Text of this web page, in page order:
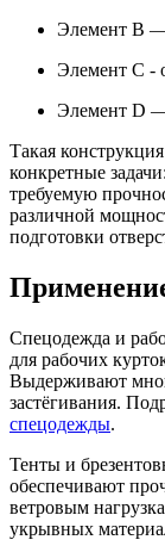
Элемент B —
Элемент C -
Элемент D —
Такая
конкретные
требуемую
различной
подготовки
Спецодежда и
для рабочих
Выдерживают
застёгивания.
спецодежды.
Тенты и
обеспечивают
ветровым
укрывных